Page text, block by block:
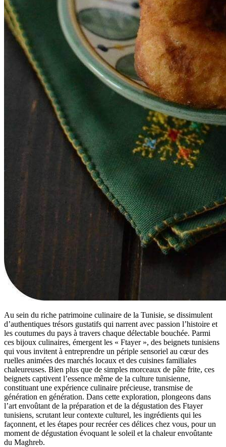
Au sein du riche patrimoine culinaire de la Tunisie, se dissimulent
d’authentiques trésors gustatifs qui narrent avec passion l’histoire et
les coutumes du pays à travers chaque délectable bouchée. Parmi
ces bijoux culinaires, émergent les « Ftayer », des beignets tunisiens
qui vous invitent à entreprendre un périple sensoriel au cœur des
ruelles animées des marchés locaux et des cuisines familiales
chaleureuses. Bien plus que de simples morceaux de pâte frite, ces
beignets captivent l’essence même de la culture tunisienne,
constituant une expérience culinaire précieuse, transmise de
génération en génération. Dans cette exploration, plongeons dans
l’art envoûtant de la préparation et de la dégustation des Ftayer
tunisiens, scrutant leur contexte culturel, les ingrédients qui les
façonnent, et les étapes pour recréer ces délices chez vous, pour un
moment de dégustation évoquant le soleil et la chaleur envoûtante
du Maghreb.